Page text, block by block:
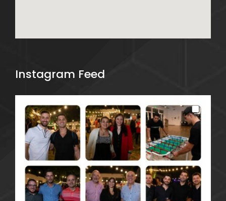
Instagram Feed